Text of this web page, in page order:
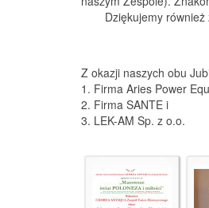
Dziękujemy
Z okazji naszych obu
1. Firma Aries Power
2. Firma SANTE i
3. LEK-AM Sp. z o.o.